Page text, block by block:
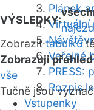
Plánek
Virtuální
Veřejné
PRESS:
Rozpis
Vstupenky
VÝSLEDKY:
Zobrazittabulku
Zobrazuji
vše
Tučně jsou